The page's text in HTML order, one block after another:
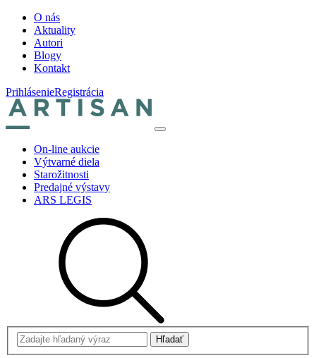
O nás
Aktuality
Autori
Blogy
Kontakt
PrihlásenieRegistrácia
On-line aukcie
Výtvarné diela
Starožitnosti
Predajné výstavy
ARS LEGIS